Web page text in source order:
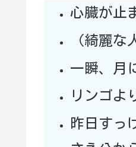
心臓が止
（綺麗な
一瞬、月
リンゴよ
昨日すっ